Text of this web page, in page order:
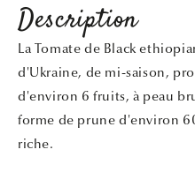
Description
La Tomate de Black
d'Ukraine, de mi-saison,
d'environ 6 fruits, à peau
forme de prune d'environ
riche.